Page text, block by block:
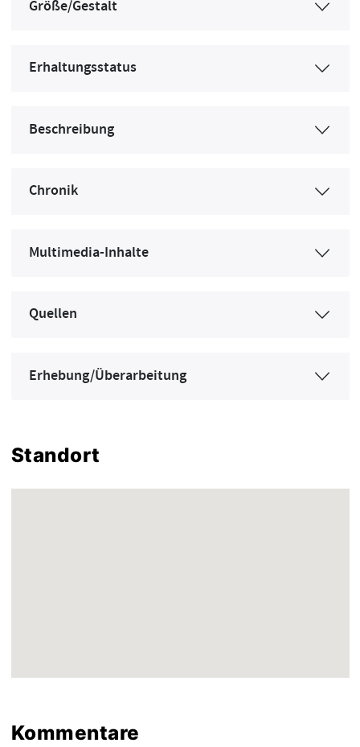
Größe/Gestalt
Erhaltungsstatus
Beschreibung
Chronik
Multimedia-Inhalte
Quellen
Erhebung/Überarbeitung
Standort
Kommentare